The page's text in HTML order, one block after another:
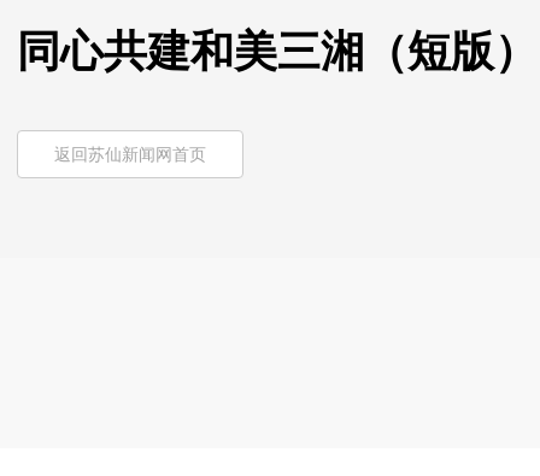
同心共建和美三湘（短版）
返回苏仙新闻网首页